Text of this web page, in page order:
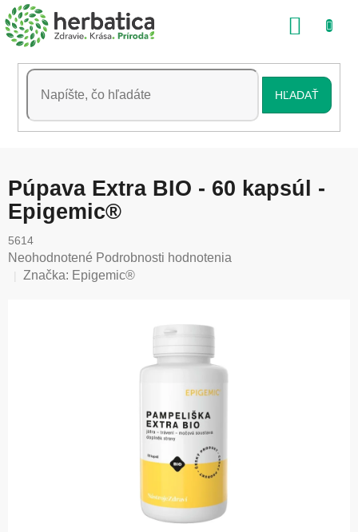
Prejsť
na
obsah
HĽADAŤ
Púpava Extra BIO - 60 kapsúl -
Epigemic®
5614
Priemerné
hodnotenie
Neohodnotené Podrobnosti hodnotenia
Značka: Epigemic®